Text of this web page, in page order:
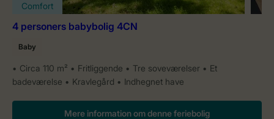
Comfort
4 personers babybolig 4CN
Baby
Circa 110 m² Fritliggende Tre soveværelser
Et
badeværelse
Kravlegård Indhegnet have
Mere information om denne feriebolig